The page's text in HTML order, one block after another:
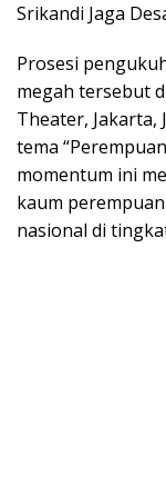
Srikandi Jaga
Prosesi
megah tersebut
Theater, Jakarta,
tema
momentum ini
kaum
nasional di